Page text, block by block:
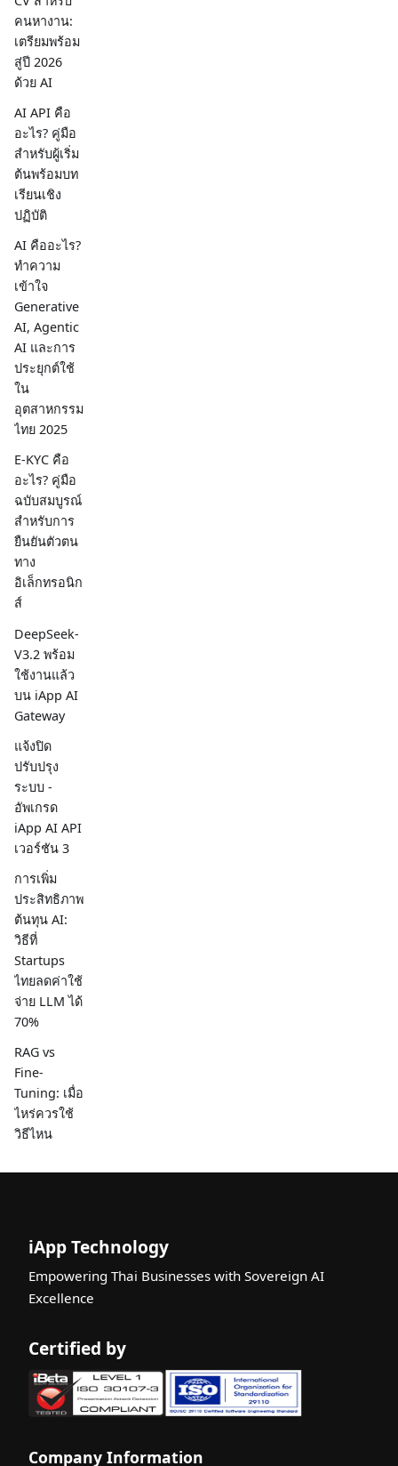
คนหางาน:
เตรียมพร้อม
สู่ปี 2026
ด้วย AI
AI API คือ
อะไร? คู่มือ
สำหรับผู้เริ่ม
ต้นพร้อมบท
เรียนเชิง
ปฏิบัติ
AI คืออะไร?
ทำความ
เข้าใจ
Generative
AI, Agentic
AI และการ
ประยุกต์ใช้
ใน
อุตสาหกรรม
ไทย 2025
E-KYC คือ
อะไร? คู่มือ
ฉบับสมบูรณ์
สำหรับการ
ยืนยันตัวตน
ทาง
อิเล็กทรอนิก
ส์
DeepSeek-
V3.2 พร้อม
ใช้งานแล้ว
บน iApp AI
Gateway
แจ้งปิด
ปรับปรุง
ระบบ -
อัพเกรด
iApp AI API
เวอร์ชัน 3
การเพิ่ม
ประสิทธิภาพ
ต้นทุน AI:
วิธีที่
Startups
ไทยลดค่าใช้
จ่าย LLM ได้
70%
RAG vs
Fine-
Tuning: เมื่อ
ไหร่ควรใช้
วิธีไหน
ภาษาไทย
Provider ที่
กรอบการ
ตัดสินใจ
ไทย
คาดการณ์
เทคโนโลยี
2026: สิ่งที่
ต้องเตรียม
iApp Technology
Empowering Thai Businesses with Sovereign AI
Excellence
Certified by
Company Information